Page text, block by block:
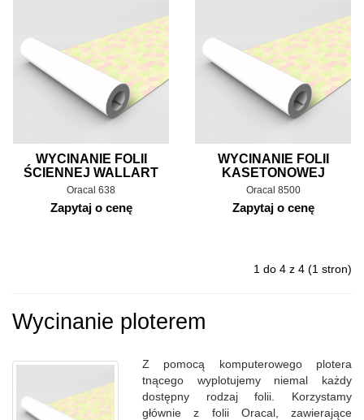
WYCINANIE FOLII
ŚCIENNEJ WALLART
Oracal 638
Zapytaj o cenę
WYCINANIE FOLII
KASETONOWEJ
Oracal 8500
Zapytaj o cenę
1 do 4 z 4 (1 stron)
Wycinanie ploterem
Z pomocą komputerowego plotera
tnącego wyplotujemy niemal każdy
dostępny rodzaj folii. Korzystamy
głównie z folii Oracal, zawierające